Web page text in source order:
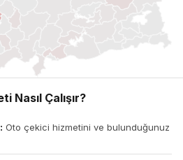
Nasıl Çalışır?
Oto çekici hizmetini ve bulunduğunuz